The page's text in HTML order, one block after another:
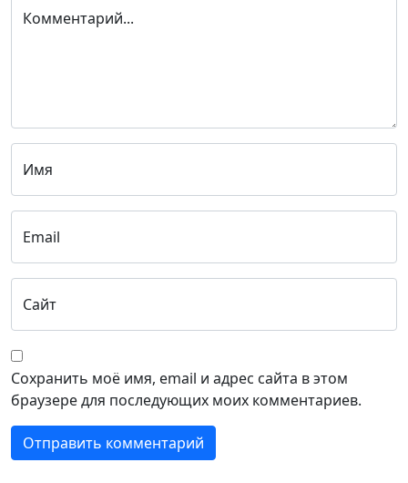
Комментарий...
Имя
Email
Сайт
Сохранить моё имя, email и адрес сайта в этом
браузере для последующих моих комментариев.